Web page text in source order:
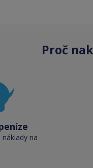
Proč
na